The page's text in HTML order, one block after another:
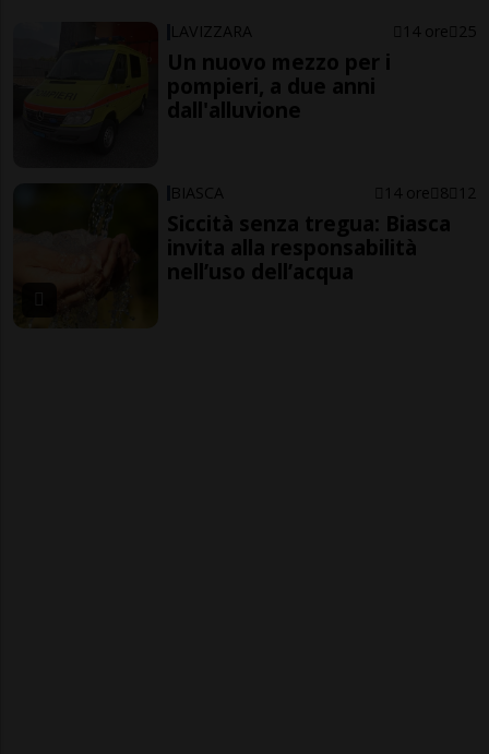
LAVIZZARA 14 ore 25
Un nuovo mezzo per i
pompieri, a due anni
dall'alluvione
BIASCA 14 ore 8 12
Siccità senza tregua: Biasca
invita alla responsabilità
nell’uso dell’acqua